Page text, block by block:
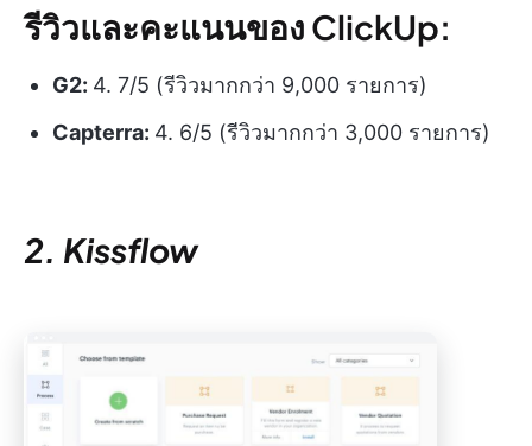
รีวิวและคะแนนของ ClickUp:
G2: 4. 7/5 (รีวิวมากกว่า 9,000 รายการ)
Capterra: 4. 6/5 (รีวิวมากกว่า 3,000 รายการ)
2. Kissflow